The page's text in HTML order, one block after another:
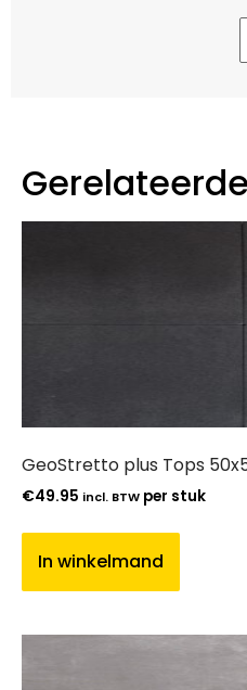
GeoStretto plus Tops
€49.95 incl. BTW per stuk
In winkelmand